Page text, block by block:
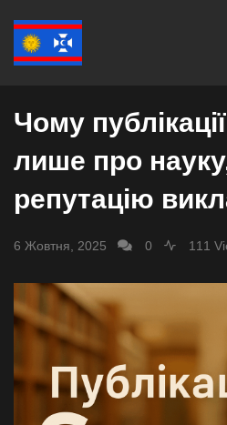
ЕКОНОМІКА
Чому
лише про
репутацію
6 Жовтня, 2025 0 111